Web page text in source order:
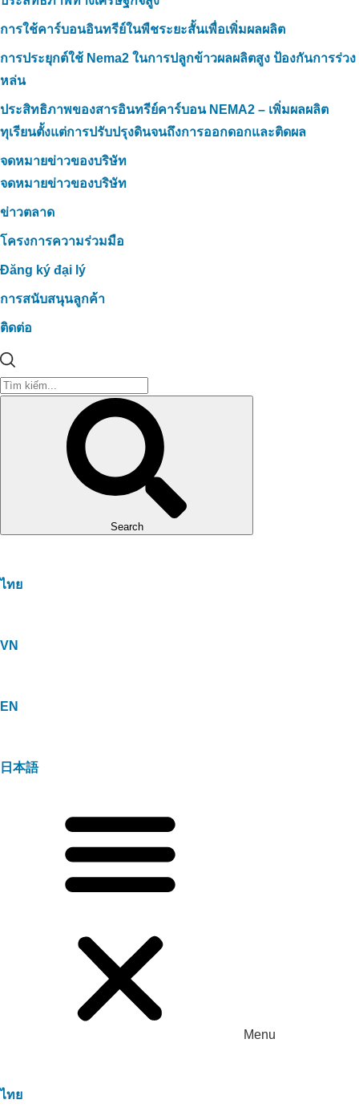
การใช้คาร์บอนอินทรีย์ในพืชระยะสั้นเพื่อเพิ่มผลผลิต
การประยุกต์ใช้ Nema2 ในการปลูกข้าวผลผลิตสูง ป้องกันการร่วง
หล่น
ประสิทธิภาพของสารอินทรีย์คาร์บอน NEMA2 – เพิ่มผลผลิต
ทุเรียนตั้งแต่การปรับปรุงดินจนถึงการออกดอกและติดผล
จดหมายข่าวของบริษัท
จดหมายข่าวของบริษัท
ข่าวตลาด
โครงการความร่วมมือ
Đăng ký đại lý
การสนับสนุนลูกค้า
ติดต่อ
Search
ไทย
VN
EN
日本語
Menu
ไทย